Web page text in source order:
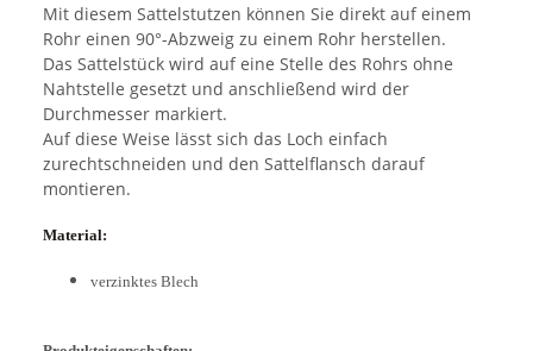
Mit diesem Sattelstutzen können Sie direkt auf einem
Rohr einen 90°-Abzweig zu einem Rohr herstellen.
Das Sattelstück wird auf eine Stelle des Rohrs ohne
Nahtstelle gesetzt und anschließend wird der
Durchmesser markiert.
Auf diese Weise lässt sich das Loch einfach
zurechtschneiden und den Sattelflansch darauf
montieren.
Material:
verzinktes Blech